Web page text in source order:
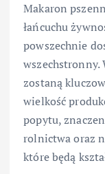
Makaron
łańcuchu
powszechnie
zostaną
wielkość
popytu,
rolnictwa oraz
które będą